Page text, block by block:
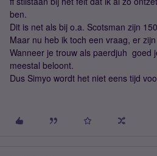
ben.
Dit is net als bij o.a. Scotsman zijn
Maar nu heb ik toch een vraag, er
Wanneer je trouw als paerdjuh goed
meestal beloont.
Dus Simyo wordt het niet eens tijd